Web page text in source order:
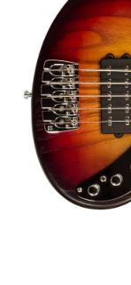
Violines
HiFi